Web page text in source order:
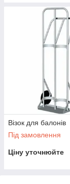
Візок для балонів
Під замовлення
Ціну уточнюйте